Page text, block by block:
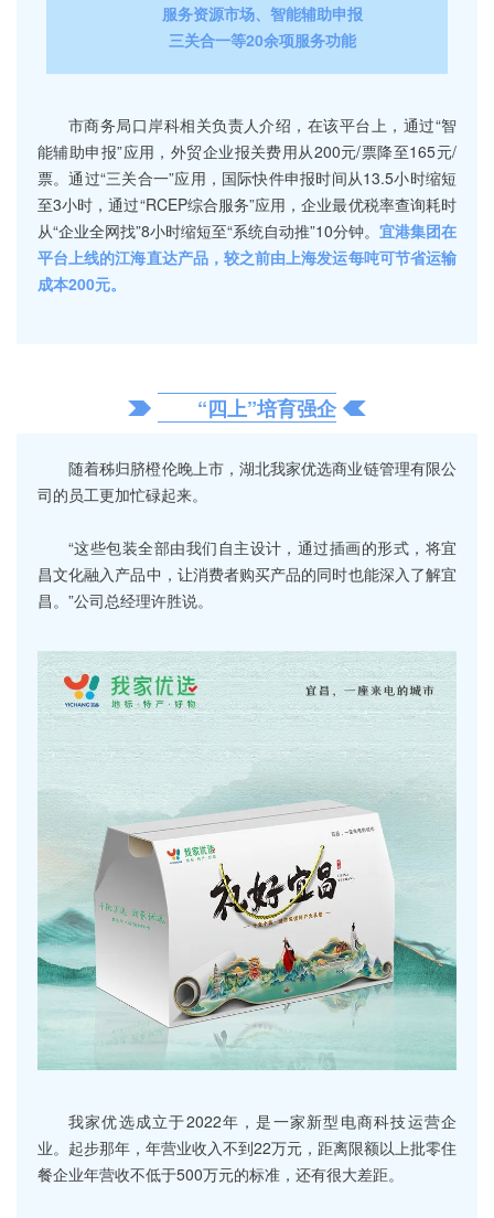
服务资源市场、智能辅助申报
三关合一等20余项服务功能
市商务局口岸科相关负责人介绍，在该平台上，通过“智
能辅助申报”应用，外贸企业报关费用从200元/票降至165元/
票。通过“三关合一”应用，国际快件申报时间从13.5小时缩短
至3小时，通过“RCEP综合服务”应用，企业最优税率查询耗时
从“企业全网找”8小时缩短至“系统自动推”10分钟。 宜港集团在
平台上线的江海直达产品，较之前由上海发运每吨可节省运输
成本200元。
“四上”培育强企
随着秭归脐橙伦晚上市，湖北我家优选商业链管理有限公
司的员工更加忙碌起来。
“这些包装全部由我们自主设计，通过插画的形式，将宜
昌文化融入产品中，让消费者购买产品的同时也能深入了解宜
昌。”公司总经理许胜说。
我家优选成立于2022年，是一家新型电商科技运营企
业。起步那年，年营业收入不到22万元，距离限额以上批零住
餐企业年营收不低于500万元的标准，还有很大差距。